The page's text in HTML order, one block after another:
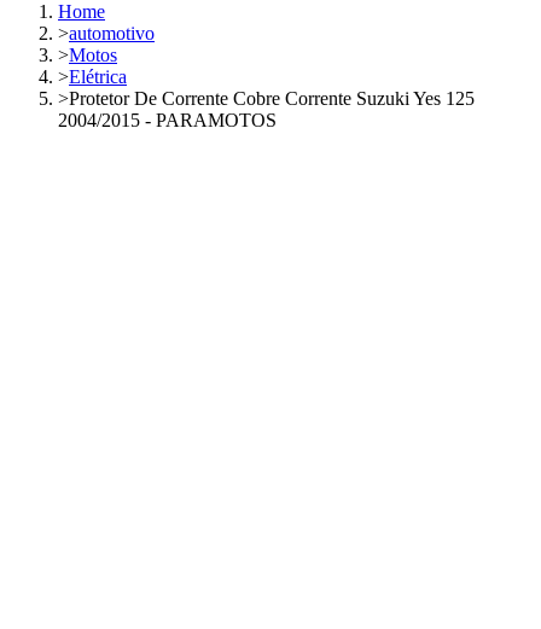
Home
>automotivo
>Motos
>Elétrica
>Protetor De Corrente Cobre Corrente Suzuki Yes 125
2004/2015 - PARAMOTOS